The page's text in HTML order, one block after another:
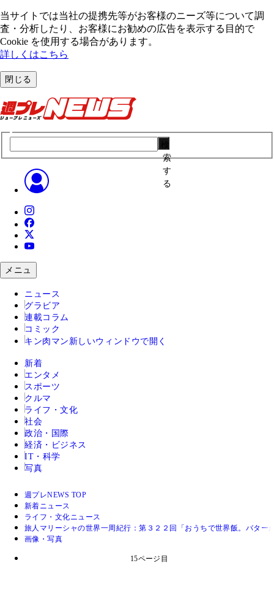
当サイトでは当社の提携先等がお客様のニーズ等について調
査・分析したり、お客様にお勧めの広告を表⽰する⽬的で
Cookie を使⽤する場合があります。
詳しくはこちら
閉じる
索
す
る
メニュ
ニュース
グラビア
連載コラム
コミック
キン肉マン 新しいウィンドウで開く
新着
エンタメ
スポーツ
クルマ
ライフ・文化
社会
政治・国際
経済・ビジネス
IT・科学
写真
週プレNEWS TOP
新着ニュース
ライフ・文化ニュース
旅人マリーシャの世界一周紀行：第３２２回「おうちで世界飯。バタ
画像・写真
15ページ目